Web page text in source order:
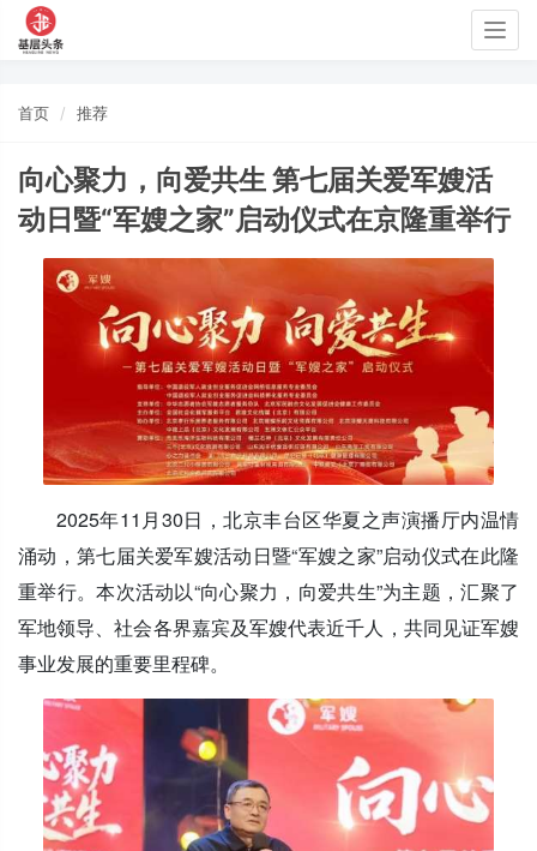
首页 推荐
向心聚力，向爱共生 第七届关爱军嫂活
动日暨“军嫂之家”启动仪式在京隆重举行
2025年11月30日，北京丰台区华夏之声演播厅内温情
涌动，第七届关爱军嫂活动日暨“军嫂之家”启动仪式在此隆
重举行。本次活动以“向心聚力，向爱共生”为主题，汇聚了
军地领导、社会各界嘉宾及军嫂代表近千人，共同见证军嫂
事业发展的重要里程碑。